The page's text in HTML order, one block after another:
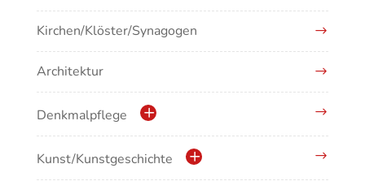
Kirchen/Klöster/Synagogen
Architektur
Denkmalpflege
Kulturdenkmale in Baden-Württemberg
Kunst/Kunstgeschichte